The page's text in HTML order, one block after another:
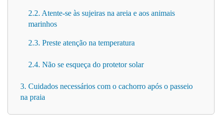
2.2. Atente-se às sujeiras na areia e aos animais
marinhos
2.3. Preste atenção na temperatura
2.4. Não se esqueça do protetor solar
3. Cuidados necessários com o cachorro após o passeio
na praia